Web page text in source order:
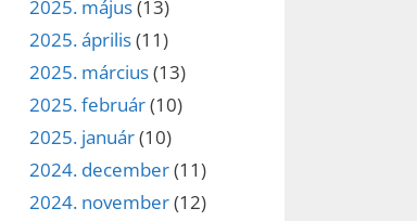
2025. május(13)
2025. április(11)
2025. március(13)
2025. február(10)
2025. január(10)
2024. december(11)
2024. november(12)